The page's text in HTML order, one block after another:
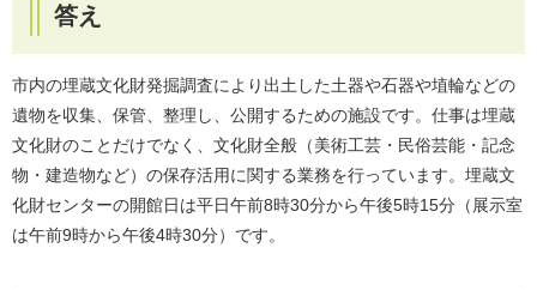
答え
市内の埋蔵文化財発掘調査により出土した土器や石器や埴輪などの
遺物を収集、保管、整理し、公開するための施設です。仕事は埋蔵
文化財のことだけでなく、文化財全般（美術工芸・民俗芸能・記念
物・建造物など）の保存活用に関する業務を行っています。埋蔵文
化財センターの開館日は平日午前8時30分から午後5時15分（展示室
は午前9時から午後4時30分）です。